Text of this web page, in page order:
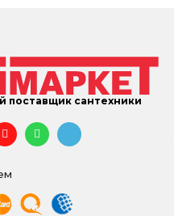
поставщик сантехники